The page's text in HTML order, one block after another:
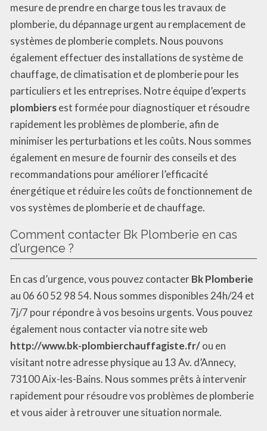
mesure de prendre en charge tous les travaux de
plomberie, du dépannage urgent au remplacement de
systèmes de plomberie complets. Nous pouvons
également effectuer des installations de système de
chauffage, de climatisation et de plomberie pour les
particuliers et les entreprises. Notre équipe d’experts
plombiersest formée pour diagnostiquer et résoudre
rapidement les problèmes de plomberie, afin de
minimiser les perturbations et les coûts. Nous sommes
également en mesure de fournir des conseils et des
recommandations pour améliorer l’efficacité
énergétique et réduire les coûts de fonctionnement de
vos systèmes de plomberie et de chauffage.
Comment contacter Bk Plomberie en cas
d’urgence ?
En cas d’urgence, vous pouvez contacterBk Plomberie
au 06 60 52 98 54. Nous sommes disponibles 24h/24 et
7j/7 pour répondre à vos besoins urgents. Vous pouvez
également nous contacter via notre site web
http://www.bk-plombierchauffagiste.fr/ou en
visitant notre adresse physique au 13 Av. d’Annecy,
73100 Aix-les-Bains. Nous sommes prêts à intervenir
rapidement pour résoudre vos problèmes de plomberie
et vous aider à retrouver une situation normale.